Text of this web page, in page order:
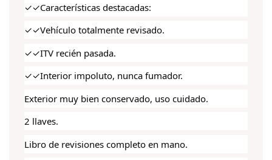
✓✓Características destacadas:
✓✓Vehículo totalmente revisado.
✓✓ITV recién pasada.
✓✓Interior impoluto, nunca fumador.
Exterior muy bien conservado, uso cuidado.
2 llaves.
Libro de revisiones completo en mano.